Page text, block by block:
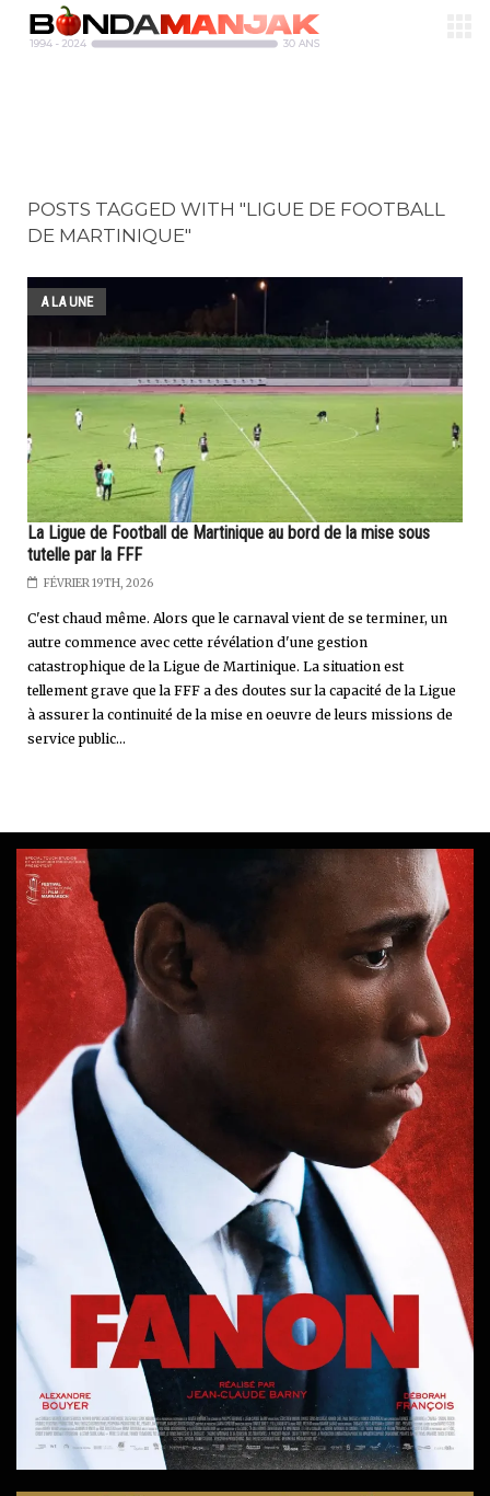
POSTS TAGGED WITH "LIGUE DE FOOTBALL
DE MARTINIQUE"
A LA UNE
La Ligue de Football de Martinique au bord de la mise sous
tutelle par la FFF
FÉVRIER 19TH, 2026
C'est chaud même. Alors que le carnaval vient de se terminer, un
autre commence avec cette révélation d'une gestion
catastrophique de la Ligue de Martinique. La situation est
tellement grave que la FFF a des doutes sur la capacité de la Ligue
à assurer la continuité de la mise en oeuvre de leurs missions de
service public...